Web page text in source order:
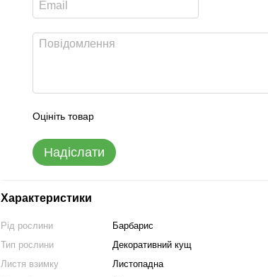
Оцініть товар
Надіслати
Характеристики
Рід рослини
Барбарис
Тип рослини
Декоративний кущ
Листя взимку
Листопадна